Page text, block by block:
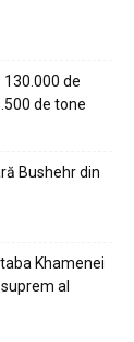
de
de tone
Bushehr din
Khamenei
al